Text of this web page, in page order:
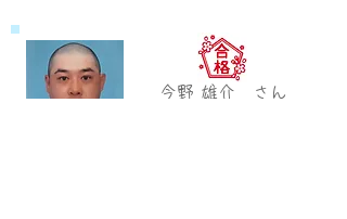
今野 雄介 さん